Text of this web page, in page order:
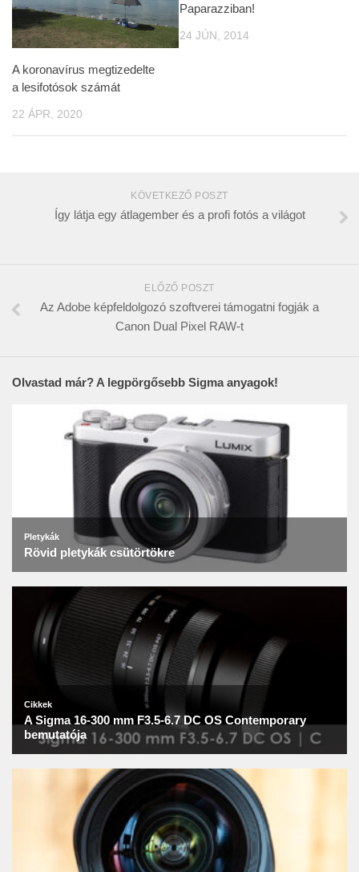
A koronavírus megtizedelte
a lesifotósok számát
22 ÁPR, 2020
Paparazziban!
24 JÚN, 2014
KÖVETKEZŐ POSZT
Így látja egy átlagember és a profi fotós a világot
ELŐZŐ POSZT
Az Adobe képfeldolgozó szoftverei támogatni fogják a
Canon Dual Pixel RAW-t
Olvastad már? A legpörgősebb Sigma anyagok!